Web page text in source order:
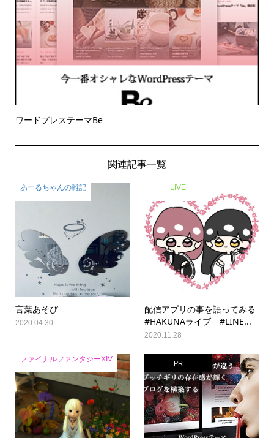
ワードプレステーマBe
関連記事一覧
あーるちゃんの雑記
言葉あそび
2020.04.30
LIVE
配信アプリの事を語ってみる
#HAKUNAライブ #LINE...
2020.11.28
ファイナルファンタジーXIV PR